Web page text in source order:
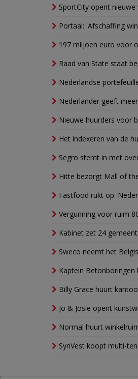
SportCity opent
Portaal: 'Afschaffing
197 miljoen euro voor
Raad van State staat
Nederlandse
Nederlander geeft
Nieuwe huurders voor
Het indexeren van de
Segro stemt in met
Hitte bezorgt Mall of
Fastfood rukt op:
Vergunning voor ruim
Kabinet zet 24
Sweco neemt het
Kaptein
Billy Grace huurt
Jo & Josie opent
Normal huurt
SynVest koopt multi-